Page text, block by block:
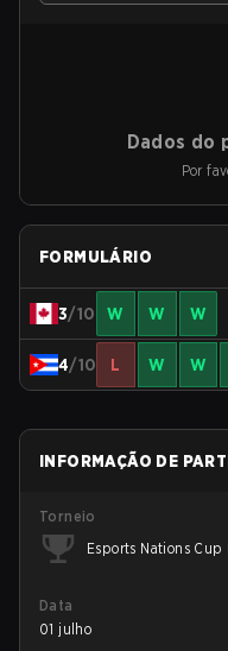
Dados do
Por
FORMULÁRIO
3/10 W W W
4/10 L W W
INFORMAÇÃO DE
Torneio
Esports Nations
Data
01 julho